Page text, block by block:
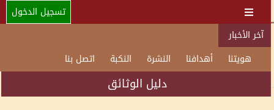
تسجيل الدخول
آخر الأخبار
هويتنا
أهدافنا النشرة النكبة اتصل بنا
دليل الوثائق